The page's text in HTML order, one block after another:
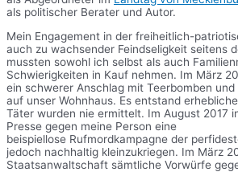
als politischer Berater und Autor.
Mein Engagement in der freiheitlich-
auch zu wachsender Feindseligkeit seitens
mussten sowohl ich selbst als auch
Schwierigkeiten in Kauf nehmen. Im März
ein schwerer Anschlag mit Teerbomben und
auf unser Wohnhaus. Es entstand
Täter wurden nie ermittelt. Im August 2017
Presse gegen meine Person eine
beispiellose Rufmordkampagne der
jedoch nachhaltig kleinzukriegen. Im März
Staatsanwaltschaft sämtliche Vorwürfe